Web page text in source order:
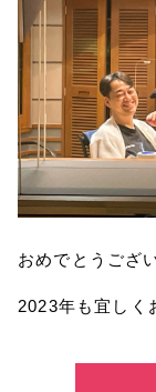
おめでとうござ
2023年も宜しく